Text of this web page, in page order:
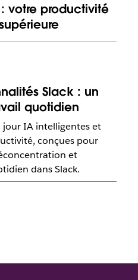
votre productivité
Slack : un
quotidien
jour IA intelligentes et
conçues pour
et
dans Slack.